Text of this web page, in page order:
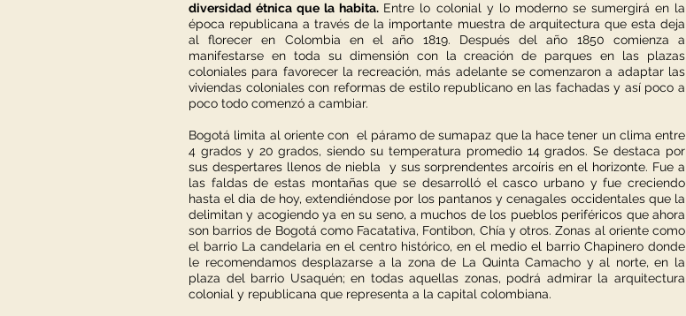
diversidad étnica que la habita. Entre lo colonial y lo moderno se sumergirá en la
época republicana a través de la importante muestra de arquitectura que esta deja
al florecer en Colombia en el año 1819. Después del año 1850 comienza a
manifestarse en toda su dimensión con la creación de parques en las plazas
coloniales para favorecer la recreación, más adelante se comenzaron a adaptar las
viviendas coloniales con reformas de estilo republicano en las fachadas y así poco a
poco todo comenzó a cambiar.
Bogotá limita al oriente con el páramo de sumapaz que la hace tener un clima entre
4 grados y 20 grados, siendo su temperatura promedio 14 grados. Se destaca por
sus despertares llenos de niebla y sus sorprendentes arcoíris en el horizonte. Fue a
las faldas de estas montañas que se desarrolló el casco urbano y fue creciendo
hasta el dia de hoy, extendiéndose por los pantanos y cenagales occidentales que la
delimitan y acogiendo ya en su seno, a muchos de los pueblos periféricos que ahora
son barrios de Bogotá como Facatativa, Fontibon, Chía y otros. Zonas al oriente como
el barrio La candelaria en el centro histórico, en el medio el barrio Chapinero donde
le recomendamos desplazarse a la zona de La Quinta Camacho y al norte, en la
plaza del barrio Usaquén; en todas aquellas zonas, podrá admirar la arquitectura
colonial y republicana que representa a la capital colombiana.